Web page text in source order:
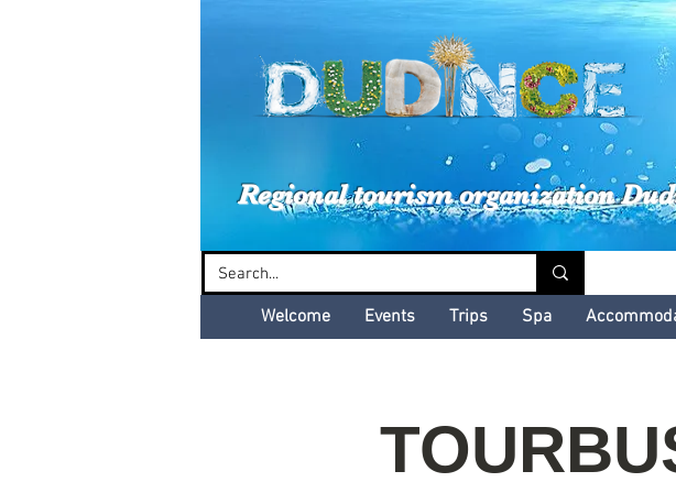
Dudinské
Regional tourism organization
Welcome Events Trips Spa